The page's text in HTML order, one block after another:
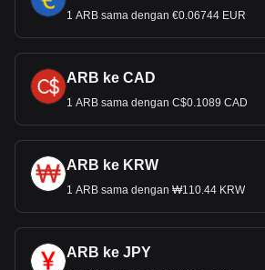
1 ARB sama dengan €0.06744 EUR
ARB ke CAD
1 ARB sama dengan C$0.1089 CAD
ARB ke KRW
1 ARB sama dengan ₩110.44 KRW
ARB ke JPY